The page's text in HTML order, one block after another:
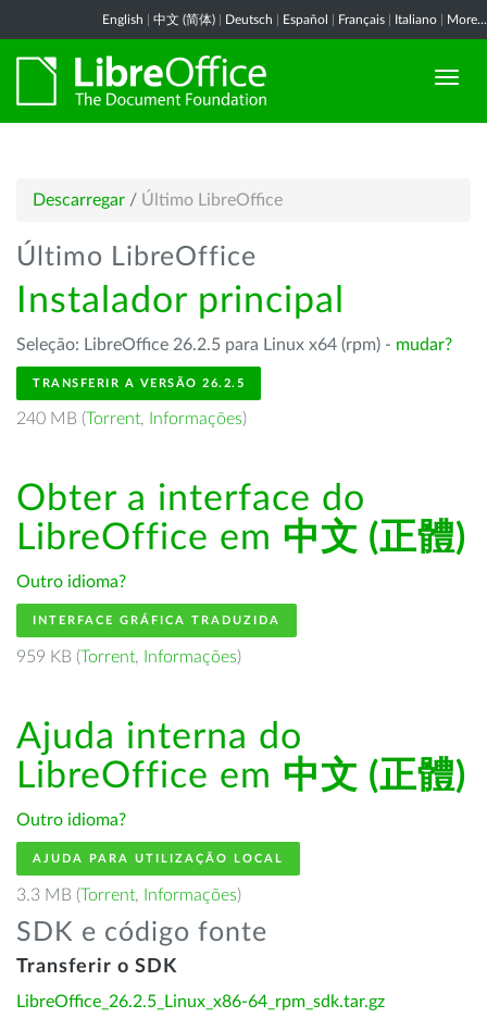
English 中文 (简体) Deutsch Español Français Italiano More...
Descarregar / Último LibreOffice
Último LibreOffice
Instalador principal
Seleção: LibreOffice 26.2.5 para Linux x64 (rpm) - mudar?
TRANSFERIR A VERSÃO 26.2.5
240 MB (Torrent, Informações)
Obter a interface do
LibreOffice em 中文 (正體)
Outro idioma?
INTERFACE GRÁFICA TRADUZIDA
959 KB (Torrent, Informações)
Ajuda interna do
LibreOffice em 中文 (正體)
Outro idioma?
AJUDA PARA UTILIZAÇÃO LOCAL
3.3 MB (Torrent, Informações)
SDK e código fonte
Transferir o SDK
LibreOffice_26.2.5_Linux_x86-64_rpm_sdk.tar.gz